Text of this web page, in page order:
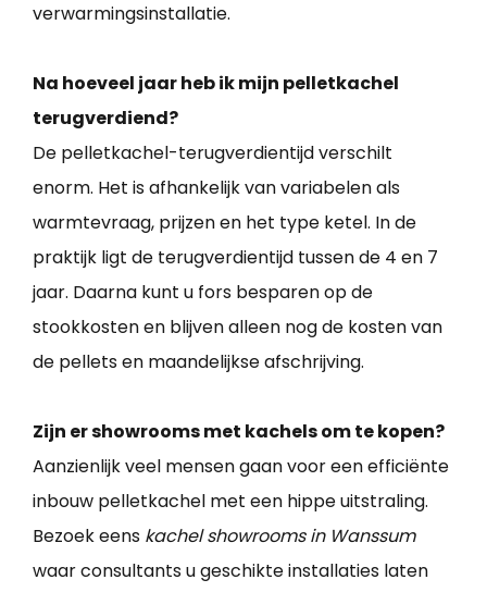
verwarmingsinstallatie.
Na hoeveel jaar heb ik mijn pelletkachel
terugverdiend?
De pelletkachel-terugverdientijd verschilt
enorm. Het is afhankelijk van variabelen als
warmtevraag, prijzen en het type ketel. In de
praktijk ligt de terugverdientijd tussen de 4 en 7
jaar. Daarna kunt u fors besparen op de
stookkosten en blijven alleen nog de kosten van
de pellets en maandelijkse afschrijving.
Zijn er showrooms met kachels om te kopen?
Aanzienlijk veel mensen gaan voor een efficiënte
inbouw pelletkachel met een hippe uitstraling.
Bezoek eens kachel showrooms in Wanssum
waar consultants u geschikte installaties laten